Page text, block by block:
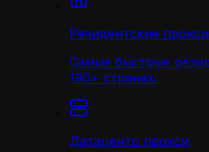
Резидентские прокси
Самые быстрые
190+ странах.
Датацентр прокси